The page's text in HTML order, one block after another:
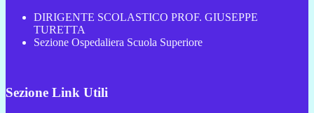
DIRIGENTE SCOLASTICO PROF. GIUSEPPE
TURETTA
Sezione Ospedaliera Scuola Superiore
Sezione Link Utili